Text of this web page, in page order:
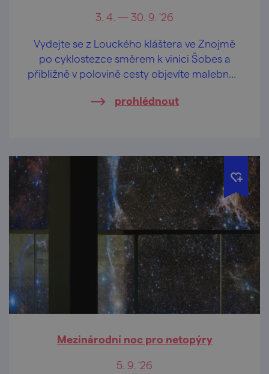
3. 4. — 30. 9. '26
Vydejte se z Louckého kláštera ve Znojmě
po cyklostezce směrem k vinici Šobes a
přibližně v polovině cesty objevíte malebnou
prohlédnout
Mezinárodní noc pro netopýry
5. 9. '26